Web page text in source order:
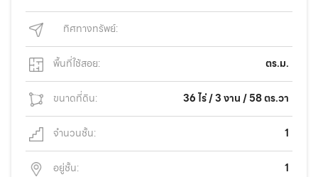
ทิศทางทรัพย์:
พื้นที่ใช้สอย: ตร.ม.
ขนาดที่ดิน: 36 ไร่ / 3 งาน / 58 ตร.วา
จำนวนชั้น: 1
อยู่ชั้น: 1